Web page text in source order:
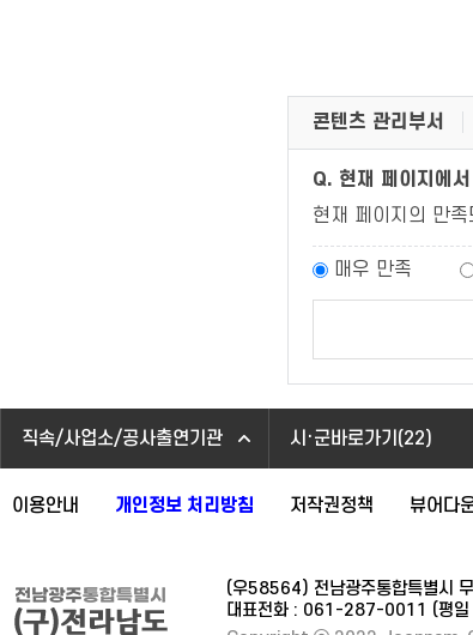
콘텐츠 관리부서
Q. 현재 페이지에
현재 페이지의 만
매우 만족
직속/사업소/공사출연기관 시·군바로가기(22)
이용안내 개인정보 처리방침 저작권정책 뷰어다
(우58564) 전남광주통합특별시
대표전화 : 061-287-0011 (평일